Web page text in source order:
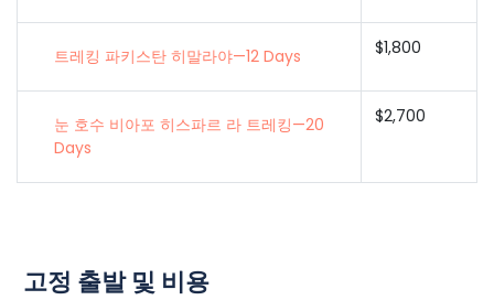
트레킹 파키스탄 히말라야—12 Days $1,800
눈 호수 비아포 히스파르 라 트레킹—20
Days
$2,700
고정 출발 및 비용